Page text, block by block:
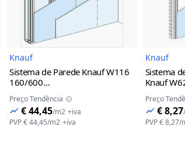
Imagem do Produto
Knauf
Sistema de Parede Knauf W116
160/600
(12,5A+12,5A+48+14ca+48+12,5A+12,5A)
Preço Tendência
€ 44,45/m2 +iva
PVP€ 44,45/m2 +iva
Knauf
Sistema
Knauf
perfil
Preço
€ 8,27/
PVP€ 8,27/